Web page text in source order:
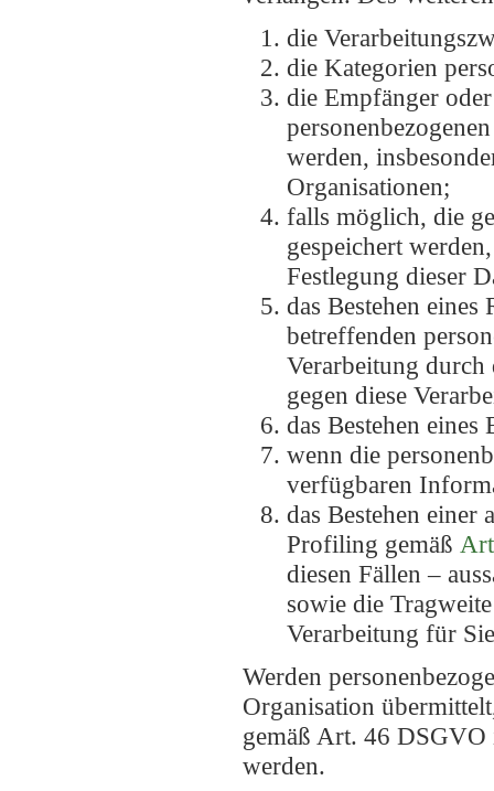
die
die Kategorien
die Empfänger
werden,
Organisationen;
falls möglich, die
gespeichert
Festlegung dieser
das Bestehen
betreffenden
Verarbeitung durch
gegen diese
das Bestehen
wenn die
verfügbaren
das Bestehen
Profiling gemäß
diesen Fällen –
sowie die
Verarbeitung für
Werden
Organisation
gemäß Art. 46
werden.